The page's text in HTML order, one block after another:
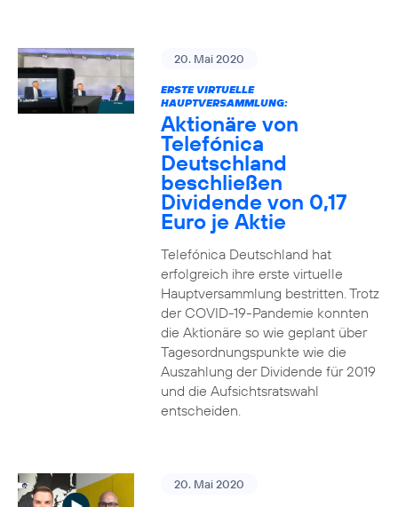
20. Mai 2020
ERSTE VIRTUELLE
HAUPTVERSAMMLUNG:
Aktionäre von
Telefónica
Deutschland
beschließen
Dividende von 0,17
Euro je Aktie
Telefónica Deutschland hat
erfolgreich ihre erste virtuelle
Hauptversammlung bestritten. Trotz
der COVID-19-Pandemie konnten
die Aktionäre so wie geplant über
Tagesordnungspunkte wie die
Auszahlung der Dividende für 2019
und die Aufsichtsratswahl
entscheiden.
20. Mai 2020